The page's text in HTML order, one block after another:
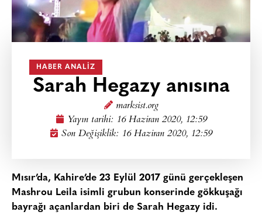
HABER ANALIZ
Sarah Hegazy anısına
marksist.org
Yayın tarihi: 16 Haziran 2020, 12:59
Son Değişiklik: 16 Haziran 2020, 12:59
Mısır’da, Kahire’de 23 Eylül 2017 günü gerçekleşen
Mashrou Leila isimli grubun konserinde gökkuşağı
bayrağı açanlardan biri de Sarah Hegazy idi.